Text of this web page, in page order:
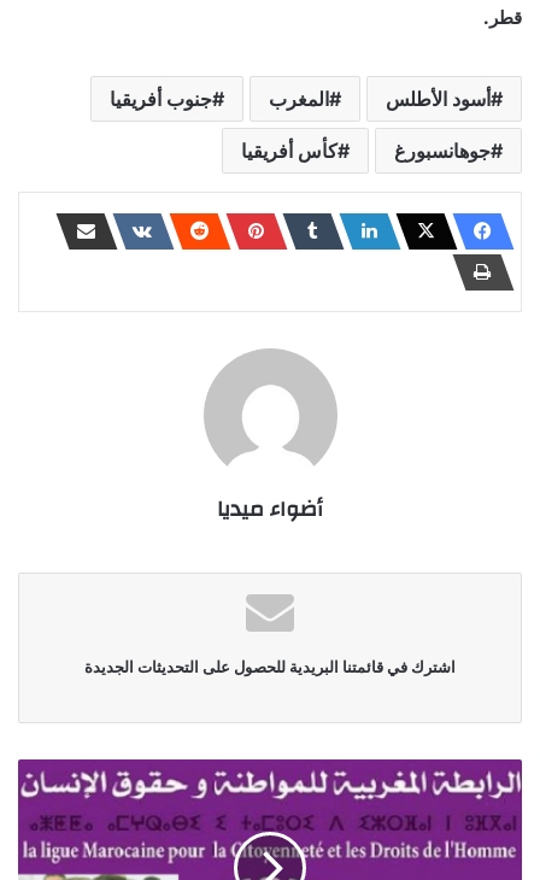
قطر.
أسود الأطلس المغرب جنوب أفريقيا
جوهانسبورغ كأس أفريقيا
أضواء ميديا
اشترك في قائمتنا البريدية للحصول على التحديثات الجديدة